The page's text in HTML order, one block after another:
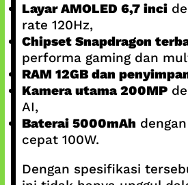
Layar AMOLED 6,7 inci
rate 120Hz,
Chipset Snapdragon
performa gaming dan
RAM 12GB dan
Kamera utama 200MP
AI,
Baterai 5000mAh
cepat 100W.
Dengan spesifikasi